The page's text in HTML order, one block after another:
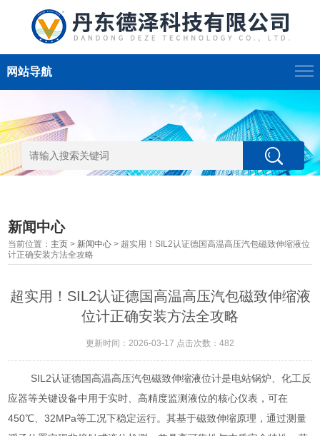
网站导航
新闻中心
当前位置： 主页 > 新闻中心 > 超实用！SIL2认证德国高温高压汽包磁致伸缩液位
计正确安装方法全攻略
超实用！SIL2认证德国高温高压汽包磁致伸缩液
位计正确安装方法全攻略
更新时间：2026-03-17 点击次数：482
SIL2认证德国高温高压汽包磁致伸缩液位计是电站锅炉、化工反
应器等关键设备中用于实时、高精度监测液位的核心仪表，可在
450℃、32MPa等工况下稳定运行。其基于磁致伸缩原理，通过测量